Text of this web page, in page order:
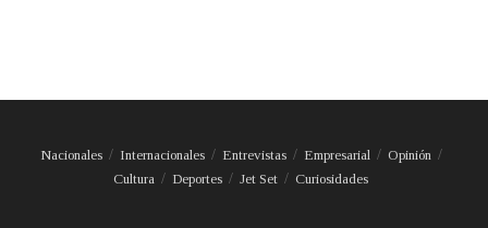
Nacionales Internacionales Entrevistas Empresarial
Opinión
Cultura
Deportes Jet Set Curiosidades